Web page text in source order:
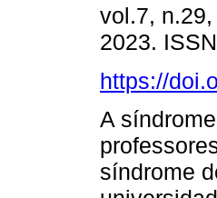
vol.7,
2023.
https://
A
síndrome